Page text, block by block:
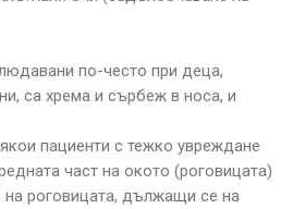
по-често при деца,
са хрема и сърбеж в носа, и
пациенти с тежко увреждане
част на окото (роговицата)
на роговицата, дължащи се на